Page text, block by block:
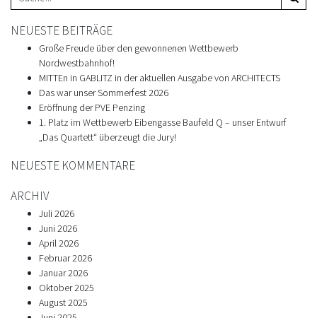
NEUESTE BEITRÄGE
Große Freude über den gewonnenen Wettbewerb
Nordwestbahnhof!
MITTEn in GABLITZ in der aktuellen Ausgabe von ARCHITECTS
Das war unser Sommerfest 2026
Eröffnung der PVE Penzing
1. Platz im Wettbewerb Eibengasse Baufeld Q – unser Entwurf
„Das Quartett“ überzeugt die Jury!
NEUESTE KOMMENTARE
ARCHIV
Juli 2026
Juni 2026
April 2026
Februar 2026
Januar 2026
Oktober 2025
August 2025